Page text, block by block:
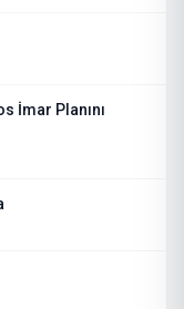
İmar Planını